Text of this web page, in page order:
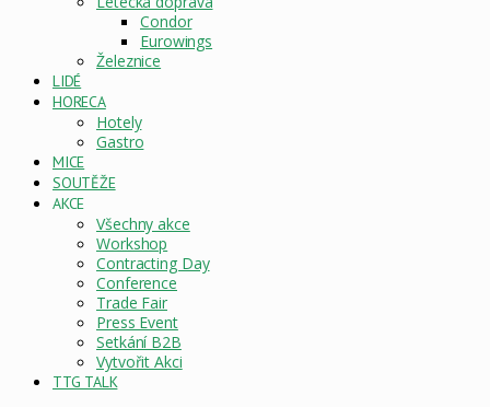
Condor
Eurowings
Železnice
LIDÉ
HORECA
Hotely
Gastro
MICE
SOUTĚŽE
AKCE
Všechny akce
Workshop
Contracting Day
Conference
Trade Fair
Press Event
Setkání B2B
Vytvořit Akci
TTG TALK